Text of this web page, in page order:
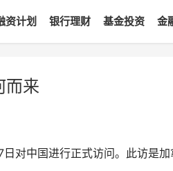
资计划 银行理财 基金投资 金
而来
对中国进行正式访问。此访是加